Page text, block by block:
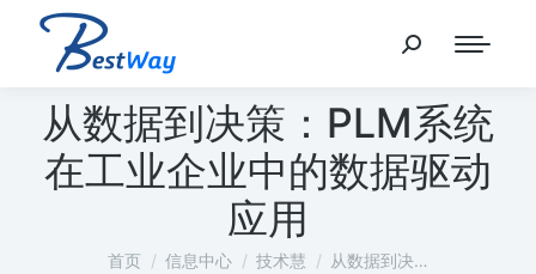
从数据到决策：PLM系统
在工业企业中的数据驱动
应用
您在这里：
首页 信息中心 技术慧 从数据到决…